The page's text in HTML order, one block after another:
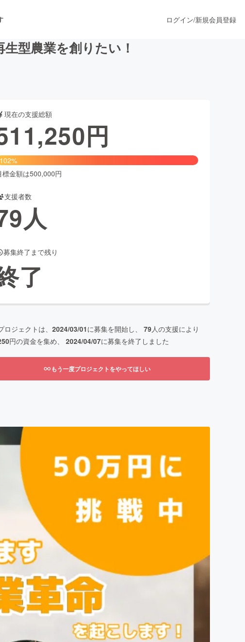
ンス
ファッション
ルスケア
ログイン/新規会員登録
型農業を創りたい！
現在の支援総額
円
102%
標金額は500,000円
支援者数
人
募集終了まで残り
了
ロジェクトは、 2024/03/01に募集を開始し、 79人の支援により
円の資金を集め、 2024/04/07に募集を終了しました
もう一度プロジェクトをやってほしい